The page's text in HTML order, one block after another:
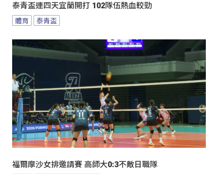
泰青盃連四天宜蘭開打 102隊伍熱血較勁
體育 泰青盃
福爾摩沙女排邀請賽 高師大0:3不敵日職隊